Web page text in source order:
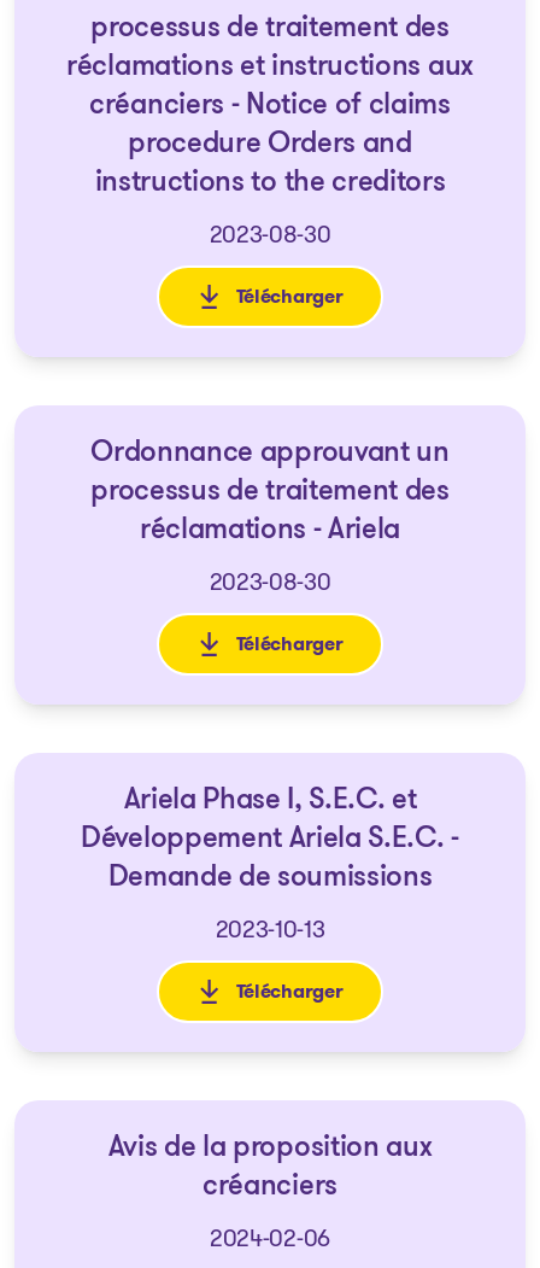
processus de traitement des
réclamations et instructions aux
créanciers - Notice of claims
procedure Orders and
instructions to the creditors
2023-08-30
Télécharger
: Avis d'Ordonnances visant
Ordonnance approuvant un
processus de traitement des
réclamations - Ariela
2023-08-30
Télécharger
: Ordonnance approuvant un
Ariela Phase I, S.E.C. et
Développement Ariela S.E.C. -
Demande de soumissions
2023-10-13
Télécharger
: Ariela Phase I, S.E.C. et
Avis de la proposition aux
créanciers
2024-02-06